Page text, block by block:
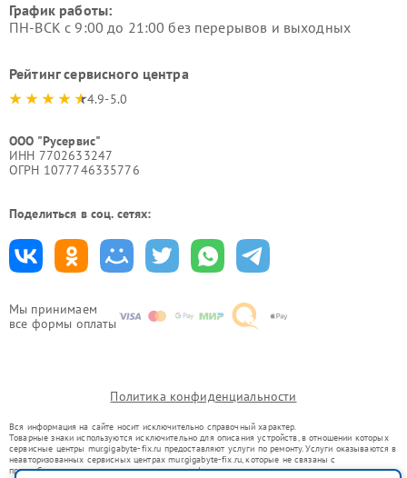
Мы принимаем
все формы оплаты
График работы:
ПН-ВСК с 9:00 до 21:00 без перерывов и выходных
Рейтинг сервисного центра
4.9-5.0
ООО "Русервис"
ИНН 7702633247
ОГРН 1077746335776
Поделиться в соц. сетях:
Политика конфиденциальности
Вся информация на сайте носит исключительно справочный характер.
Товарные знаки используются исключительно для описания устройств, в отношении которых
сервисные центры mur.gigabyte-fix.ru предоставляют услуги по ремонту. Услуги оказываются в
неавторизованных сервисных центрах mur.gigabyte-fix.ru, которые не связаны с
правообладателями товарных знаков или их официальными представителями.